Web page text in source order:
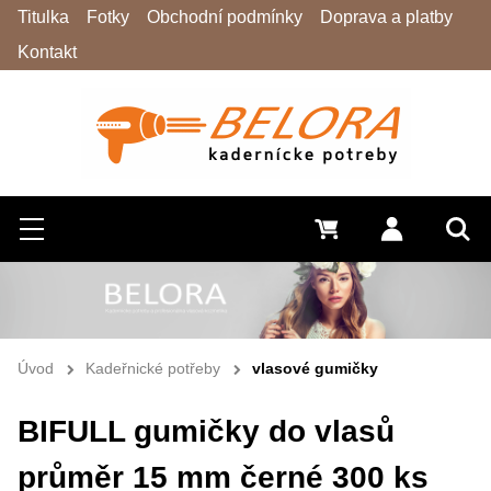
Hledat
Menu Přihlásit
0 Kč
Titulka Fotky Obchodní podmínky
Doprava a platby
Kontakt
Úvod Kadeřnické potřeby vlasové gumičky
BIFULL gumičky do vlasů
průměr 15 mm černé 300 ks